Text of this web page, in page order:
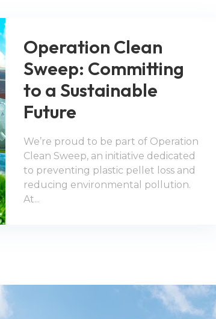
Operation Clean
Sweep: Committing
to a Sustainable
Future
We’re proud to be part of Operation
Clean Sweep, an initiative dedicated
to preventing plastic pellet loss and
reducing environmental pollution.
At...